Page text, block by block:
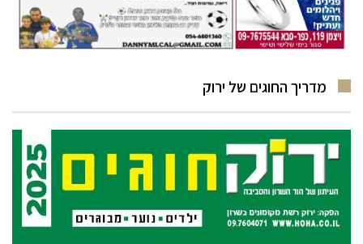
מדריך החוגים של ירוק